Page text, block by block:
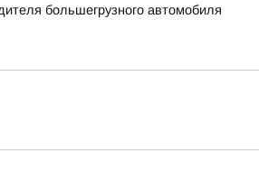
большегрузного автомобиля